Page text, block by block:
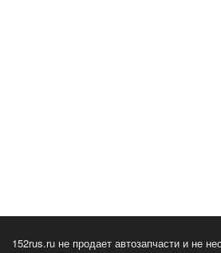
152rus.ru не продает автозапчасти и не